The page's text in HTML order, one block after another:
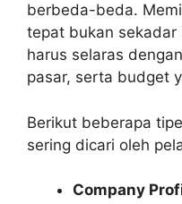
berbeda-beda.
tepat bukan sekadar
harus selaras
pasar, serta budget
Berikut beberapa
sering dicari oleh
Company